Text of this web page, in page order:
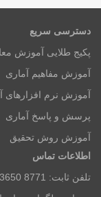
دسترسی سریع
پکیج طلایی آموزش
آموزش مفاهیم آماری
آموزش نرم افزارهای
پرسش و پاسخ آماری
آموزش روش تحقیق
اطلاعات تماس
تلفن ثابت: 8771 3650 026 (ساعات اداری)